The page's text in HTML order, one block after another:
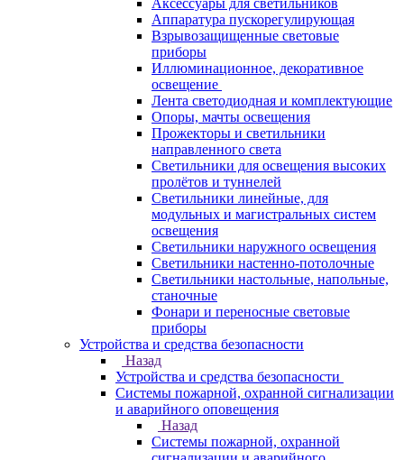
Аксессуары для светильников
Аппаратура пускорегулирующая
Взрывозащищенные световые
приборы
Иллюминационное, декоративное
освещение
Лента светодиодная и комплектующие
Опоры, мачты освещения
Прожекторы и светильники
направленного света
Светильники для освещения высоких
пролётов и туннелей
Светильники линейные, для
модульных и магистральных систем
освещения
Светильники наружного освещения
Светильники настенно-потолочные
Светильники настольные, напольные,
станочные
Фонари и переносные световые
приборы
Устройства и средства безопасности
Назад
Устройства и средства безопасности
Системы пожарной, охранной сигнализации
и аварийного оповещения
Назад
Системы пожарной, охранной